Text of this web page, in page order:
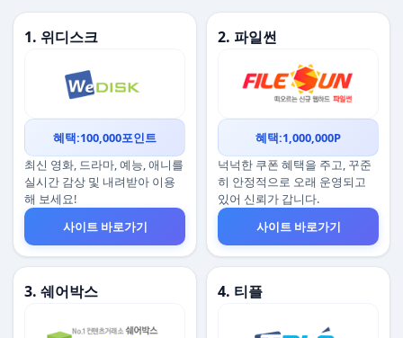
1. 위디스크
혜택:100,000포인트
최신 영화, 드라마, 예능, 애니를
실시간 감상 및 내려받아 이용
해 보세요!
사이트 바로가기
2. 파일썬
혜택:1,000,000P
넉넉한 쿠폰 혜택을 주고, 꾸준
히 안정적으로 오래 운영되고
있어 신뢰가 갑니다.
사이트 바로가기
3. 쉐어박스 4. 티플